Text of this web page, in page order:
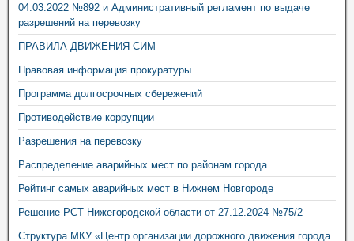
04.03.2022 №892 и Административный регламент по выдаче
разрешений на перевозку
ПРАВИЛА ДВИЖЕНИЯ СИМ
Правовая информация прокуратуры
Программа долгосрочных сбережений
Противодействие коррупции
Разрешения на перевозку
Распределение аварийных мест по районам города
Рейтинг самых аварийных мест в Нижнем Новгороде
Решение РСТ Нижегородской области от 27.12.2024 №75/2
Структура МКУ «Центр организации дорожного движения города